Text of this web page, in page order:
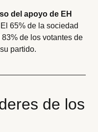
del apoyo de EH
65% de la sociedad
de los votantes de
partido.
de los